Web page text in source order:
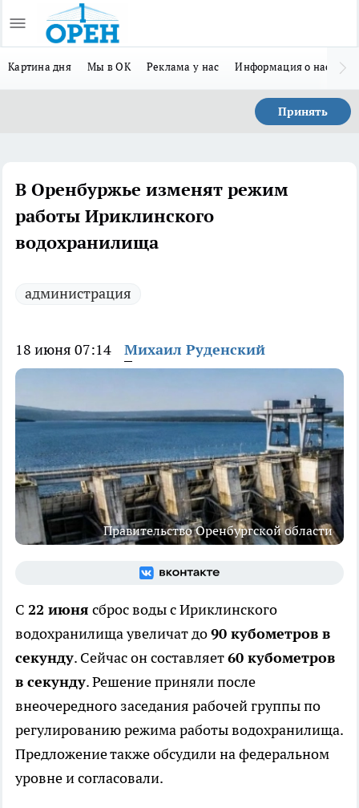
Картина дня Мы в ОК Реклама у нас Информация о нас
Принять
В Оренбуржье изменят режим
работы Ириклинского
водохранилища
администрация
18 июня 07:14 Михаил Руденский
Правительство Оренбургской области
С 22 июня сброс воды с Ириклинского
водохранилища увеличат до90 кубометров в
секунду. Сейчас он составляет60 кубометров
в секунду. Решение приняли после
внеочередного заседания рабочей группы по
регулированию режима работы водохранилища.
Предложение также обсудили на федеральном
уровне и согласовали.